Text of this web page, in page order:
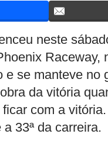
neste
e se manteve no
da vitória
com a
33ª da carreira.